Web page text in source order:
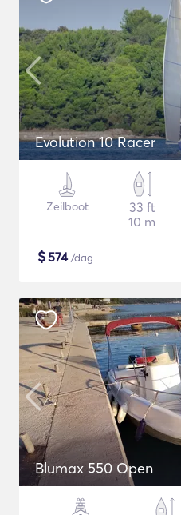
Evolution 10 Racer
Zeilboot
33 ft
10 m
$574/dag
Blumax 550 Open